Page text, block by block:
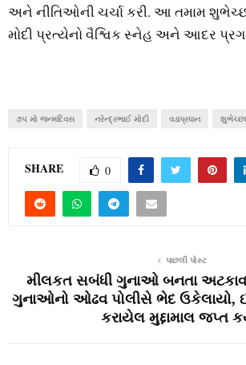
અને નીતિઓની ચર્ચા કરી. આ તમામ
મોદી પ્રત્યેનો વૈશ્વિક સ્નેહ અને આદર
૭૫ મો જન્મદિવસ નરેન્દ્રભાઈ મોદી વડાપ્રધાન શુભેચ્છા
SHARE 0
પાછલી પોસ્ટ
મીલકત સબંધી ગુનાઓ બનતા
ગુનાઓનો ઓઢવ પોલીસે ભેદ ઉકેલાયો,
કરાયેલ મુદ્દામાલ જપ્ત